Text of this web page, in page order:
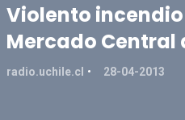
Violento
Mercado Central
radio.uchile.cl 28-04-2013